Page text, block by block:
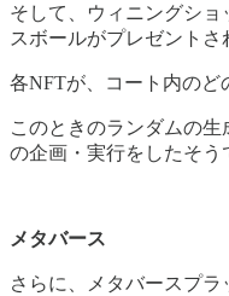
そして、ウィニングシ
スボールがプレゼントさ
各NFTが、コート内のど
このときのランダムの
の企画・実行をしたそう
メタバース
さらに、メタバースプ